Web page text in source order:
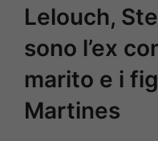
Lelouch,
sono l’ex
marito e i
Martines